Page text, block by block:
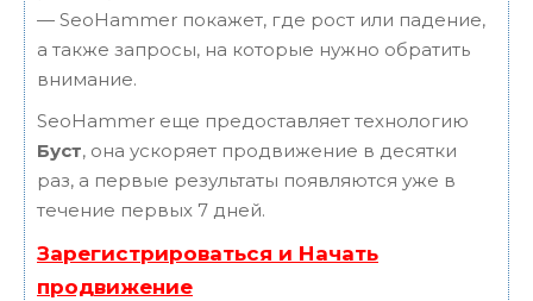
— SeoHammer покажет, где рост или падение,
а также запросы, на которые нужно обратить
внимание.
SeoHammer еще предоставляет технологию
Буст, она ускоряет продвижение в десятки
раз, а первые результаты появляются уже в
течение первых 7 дней.
Зарегистрироваться и Начать
продвижение